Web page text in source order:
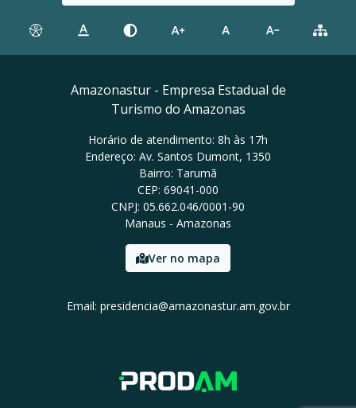
Amazonastur - Empresa Estadual de
Turismo do Amazonas
Horário de atendimento: 8h às 17h
Endereço: Av. Santos Dumont, 1350
Bairro: Tarumã
CEP: 69041-000
CNPJ: 05.662.046/0001-90
Manaus - Amazonas
Ver no mapa
Email: presidencia@amazonastur.am.gov.br